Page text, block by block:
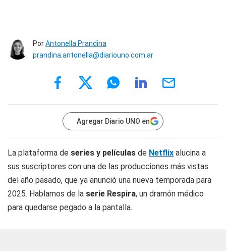
PorAntonella Prandina
prandina.antonella@diariouno.com.ar
Agregar Diario UNO en
La plataforma de series y películas de Netflix alucina a
sus suscriptores con una de las producciones más vistas
del año pasado, que ya anunció una nueva temporada para
2025. Hablamos de la serie Respira, un dramón médico
para quedarse pegado a la pantalla.